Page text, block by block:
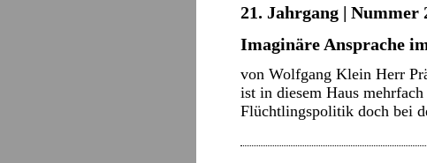
21. Jahrgang | Nummer
Imaginäre Ansprache
von Wolfgang Klein Herr
ist in diesem Haus
Flüchtlingspolitik doch bei